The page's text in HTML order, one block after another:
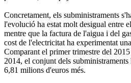
Concretament, els subministraments
l'evolució ha estat molt desigual entre
mentre que la factura de l'aigua i del
cost de l'electricitat ha experimentat
Comparant el primer trimestre del
2014, el conjunt dels
6,81 milions d'euros més.